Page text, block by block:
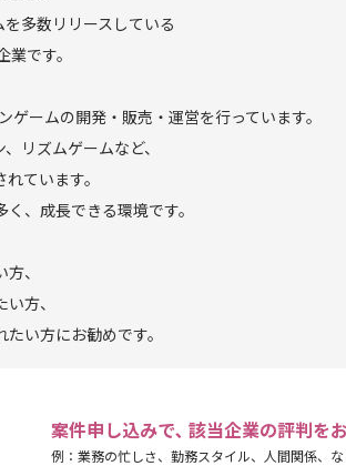
多数リリースしている
です。
ゲームの開発・販売・運営を行っています。
リズムゲームなど、
ています。
、成長できる環境です。
、
方、
い方にお勧めです。
案件申し込みで､ 該当企業の評判を
例：業務の忙しさ、勤務スタイル、人間関係、